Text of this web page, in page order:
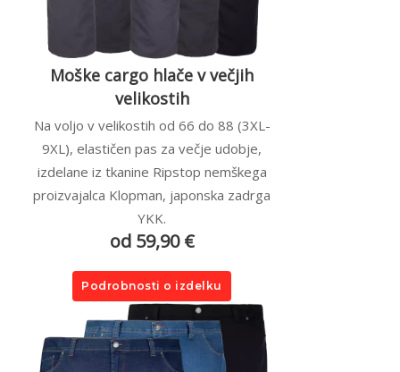
Moške cargo hlače v večjih
velikostih
Na voljo v velikostih od 66 do 88 (3XL-
9XL), elastičen pas za večje udobje,
izdelane iz tkanine Ripstop nemškega
proizvajalca Klopman, japonska zadrga
YKK.
od 59,90 €
Podrobnosti o izdelku